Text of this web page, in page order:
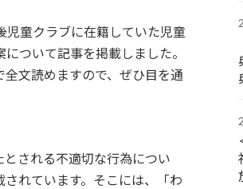
童クラブに在籍していた児童
ついて記事を掲載しました。
文読めますので、ぜひ目を通
される不適切な行為につい
れています。そこには、「わ